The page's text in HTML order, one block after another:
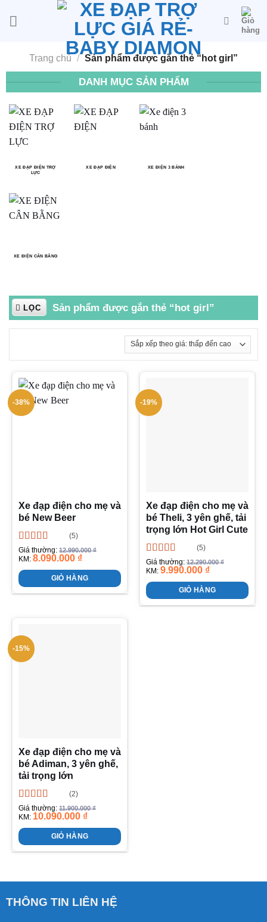
Trang chủ / Sản phẩm được gắn thẻ “hot girl”
DANH MỤC SẢN PHẨM
XE ĐẠP ĐIỆN TRỢ
LỰC
XE ĐẠP ĐIỆN XE ĐIỆN 3 BÁNH
XE ĐIỆN CÂN BẰNG
Sản phẩm được gắn thẻ “hot girl”
LỌC
-38%
Xe đạp điện cho mẹ và
bé New Beer
Được xếp
hạng4.805
sao
(5)
Giá thường:12.990.000₫
KM: 8.090.000 ₫
GIỎ HÀNG
-19%
Xe đạp điện cho mẹ và
bé Theli, 3 yên ghế, tải
trọng lớn Hot Girl Cute
Được xếp
hạng4.40
5 sao
(5)
Giá thường:12.290.000₫
KM: 9.990.000 ₫
GIỎ HÀNG
-15%
Xe đạp điện cho mẹ và
bé Adiman, 3 yên ghế,
tải trọng lớn
Được xếp
hạng4.50
5 sao
(2)
Giá thường:11.900.000₫
KM: 10.090.000 ₫
GIỎ HÀNG
THÔNG TIN LIÊN HỆ